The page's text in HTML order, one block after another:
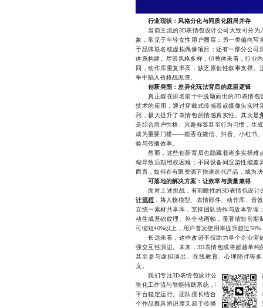
行业现状：风格分化与同质化困局并存
当前主流的3D表情包设计公司大致可分为
象，常见于年轻女性用户圈层；另一类偏向
于品牌联名或虚拟偶像项目；还有一部分公
体系构建。尽管风格多样，但整体来看，行业
同，动作库重复率高，缺乏原创性叙事支撑
争中陷入价格战泥潭。
创新突围：差异化玩法背后的底层逻辑
真正能在排名前十中脱颖而出的3D表情包
技术的应用，通过穿戴式传感器或摄像头实
列，极大提升了表情包的情感真实性。其次是
是结合用户性格、兴趣标签甚至行为习惯，生
成为重要门槛——能否在微信、抖音、小红书
验与传播效率。
然而，这些创新背后也隐藏着诸多实操难
糊导致后期维权困难；不同设备间渲染性能
而言，如何在有限资源下快速迭代产品，成为
可落地的解决方案：让效率与质量兼得
面对上述挑战，有前瞻性的3D表情包设计
计流程 ，将人物模型、表情部件、动作库、音
立统一素材共享库，支持团队协作与版本管理
动生成基础纹理、补全动画帧，显著缩短前
可缩短40%以上，用户首次使用率提升超过
长远来看，这些改进不仅助力单个企业突
强交互性演进。未来，3D表情包或将超越单
甚至参与虚拟演出、在线教育、心理陪伴等
义。
我们专注3D表情包设计公司领域多年，深
块化工作流与智能辅助系统，我们能帮助客户
平台稳定运行。团队擅长结合品牌调性打造
个作品既具辨识度又易于传播。如果您正在